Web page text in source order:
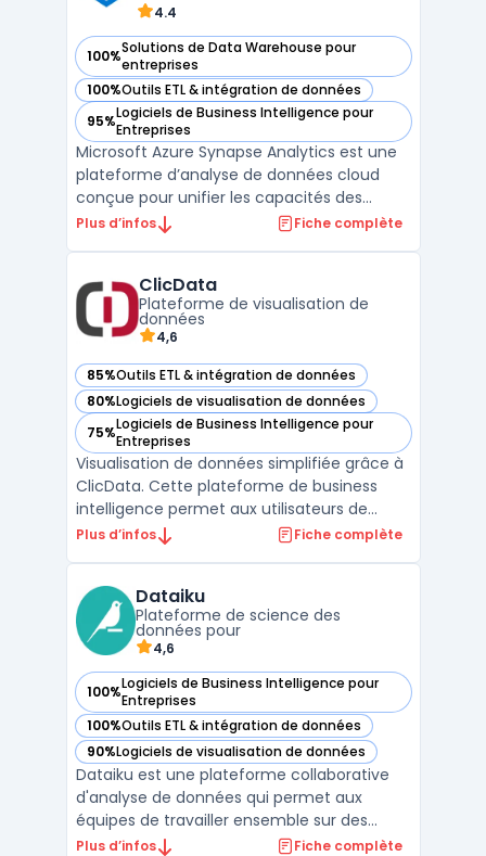
4.4
100%Solutions de Data Warehouse pour
entreprises
— voir Microsoft Azure Synapse Analytics dans cette
100%Outils ETL & intégration de données
— voir Microsoft Azure Synapse Analytics dans cette
95%Logiciels de Business Intelligence pour
Entreprises
— voir Microsoft Azure Synapse Analytics dans cette
Microsoft Azure Synapse Analytics est une
plateforme d’analyse de données cloud
conçue pour unifier les capacités des
entrepôts de données et du Big Data. Elle
leurs données à grande échelle. Grâce à
une inte ...
Plus d’infos Fiche complète
ClicData
Plateforme de visualisation de
données
4,6
85%Outils ETL & intégration de données
— voir ClicData dans cette catégorie
80%Logiciels de visualisation de données
— voir ClicData dans cette catégorie
75%Logiciels de Business Intelligence pour
Entreprises
— voir ClicData dans cette catégorie
Visualisation de données simplifiée grâce à
ClicData. Cette plateforme de business
intelligence permet aux utilisateurs de
collecter, analyser et visualiser des données
personnalisés pour surveiller vos KPIs en
temps réel. ...
Plus d’infos Fiche complète
Dataiku
Plateforme de science des
données pour
4,6
100%Logiciels de Business Intelligence pour
Entreprises
— voir Dataiku dans cette catégorie
100%Outils ETL & intégration de données
— voir Dataiku dans cette catégorie
90%Logiciels de visualisation de données
— voir Dataiku dans cette catégorie
Dataiku est une plateforme collaborative
d'analyse de données qui permet aux
équipes de travailler ensemble sur des
projets de données avancés. Avec ses
Plus d’infos Fiche complète